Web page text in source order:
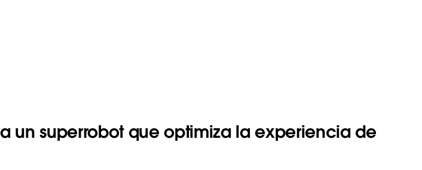
un superrobot que optimiza la experiencia de